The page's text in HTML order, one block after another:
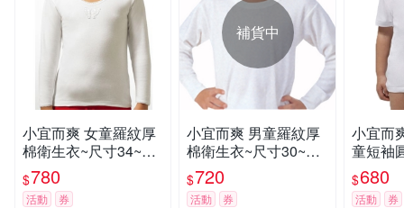
小宜而爽 女童羅紋厚
棉衛生衣~尺寸34~3
件組
$780
活動 券
補貨中
小宜而爽 男童羅紋厚
棉衛生衣~尺寸30~3
件組
$720
活動 券
小宜而
童短袖
組
$680
活動 券